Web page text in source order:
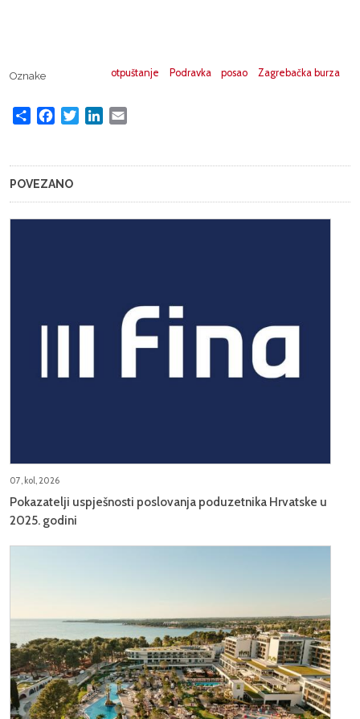
Oznake otpuštanje Podravka posao Zagrebačka burza
Share FacebookTwitterLinkedIn
POVEZANO
07, kol, 2026
Pokazatelji uspješnosti poslovanja poduzetnika Hrvatske u
2025. godini